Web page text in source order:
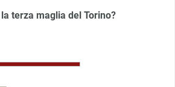
terza maglia del Torino?